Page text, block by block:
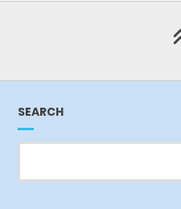
SEARCH